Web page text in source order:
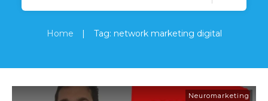
Home Tag: network marketing digital
Neuromarketing